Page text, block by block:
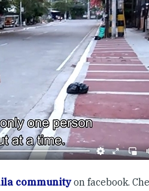
communityon facebook.